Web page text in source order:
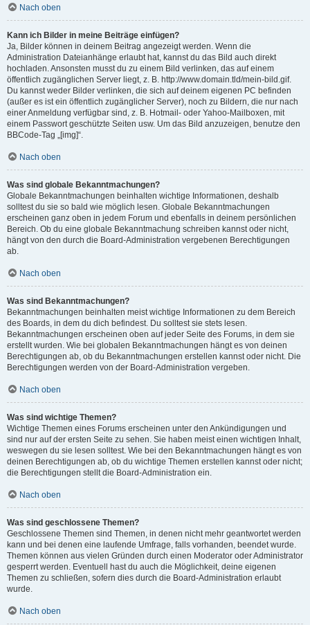
Nach oben
Kann ich Bilder in meine Beiträge einfügen?
Ja, Bilder können in deinem Beitrag angezeigt werden. Wenn die
Administration Dateianhänge erlaubt hat, kannst du das Bild auch direkt
hochladen. Ansonsten musst du zu einem Bild verlinken, das auf einem
öffentlich zugänglichen Server liegt, z. B. http://www.domain.tld/mein-bild.gif.
Du kannst weder Bilder verlinken, die sich auf deinem eigenen PC befinden
(außer es ist ein öffentlich zugänglicher Server), noch zu Bildern, die nur nach
einer Anmeldung verfügbar sind, z. B. Hotmail- oder Yahoo-Mailboxen, mit
einem Passwort geschützte Seiten usw. Um das Bild anzuzeigen, benutze den
BBCode-Tag „[img]“.
Nach oben
Was sind globale Bekanntmachungen?
Globale Bekanntmachungen beinhalten wichtige Informationen, deshalb
solltest du sie so bald wie möglich lesen. Globale Bekanntmachungen
erscheinen ganz oben in jedem Forum und ebenfalls in deinem persönlichen
Bereich. Ob du eine globale Bekanntmachung schreiben kannst oder nicht,
hängt von den durch die Board-Administration vergebenen Berechtigungen
ab.
Nach oben
Was sind Bekanntmachungen?
Bekanntmachungen beinhalten meist wichtige Informationen zu dem Bereich
des Boards, in dem du dich befindest. Du solltest sie stets lesen.
Bekanntmachungen erscheinen oben auf jeder Seite des Forums, in dem sie
erstellt wurden. Wie bei globalen Bekanntmachungen hängt es von deinen
Berechtigungen ab, ob du Bekanntmachungen erstellen kannst oder nicht. Die
Berechtigungen werden von der Board-Administration vergeben.
Nach oben
Was sind wichtige Themen?
Wichtige Themen eines Forums erscheinen unter den Ankündigungen und
sind nur auf der ersten Seite zu sehen. Sie haben meist einen wichtigen Inhalt,
weswegen du sie lesen solltest. Wie bei den Bekanntmachungen hängt es von
deinen Berechtigungen ab, ob du wichtige Themen erstellen kannst oder nicht;
die Berechtigungen stellt die Board-Administration ein.
Nach oben
Was sind geschlossene Themen?
Geschlossene Themen sind Themen, in denen nicht mehr geantwortet werden
kann und bei denen eine laufende Umfrage, falls vorhanden, beendet wurde.
Themen können aus vielen Gründen durch einen Moderator oder Administrator
gesperrt werden. Eventuell hast du auch die Möglichkeit, deine eigenen
Themen zu schließen, sofern dies durch die Board-Administration erlaubt
wurde.
Nach oben